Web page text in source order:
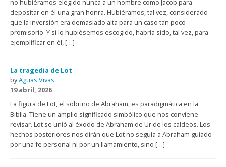
no hubiéramos elegido nunca a un hombre como Jacob para
depositar en él una gran honra. Hubiéramos, tal vez, considerado
que la inversión era demasiado alta para un caso tan poco
promisorio. Y si lo hubiésemos escogido, habría sido, tal vez, para
ejemplificar en él, […]
La tragedia de Lot
byAguas Vivas
19 abril, 2026
La figura de Lot, el sobrino de Abraham, es paradigmática en la
Biblia. Tiene un amplio significado simbólico que nos conviene
revisar. Lot se unió al éxodo de Abraham de Ur de los caldeos. Los
hechos posteriores nos dirán que Lot no seguía a Abraham guiado
por una fe personal ni por un llamamiento, sino […]